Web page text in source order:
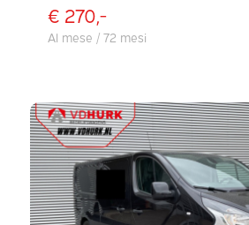
€ 270,-
Al mese / 72 mesi